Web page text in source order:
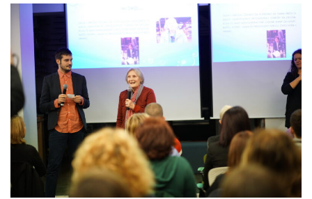
(810)
Пландиште
Uncategorized
(493)
Панчево
Чланци